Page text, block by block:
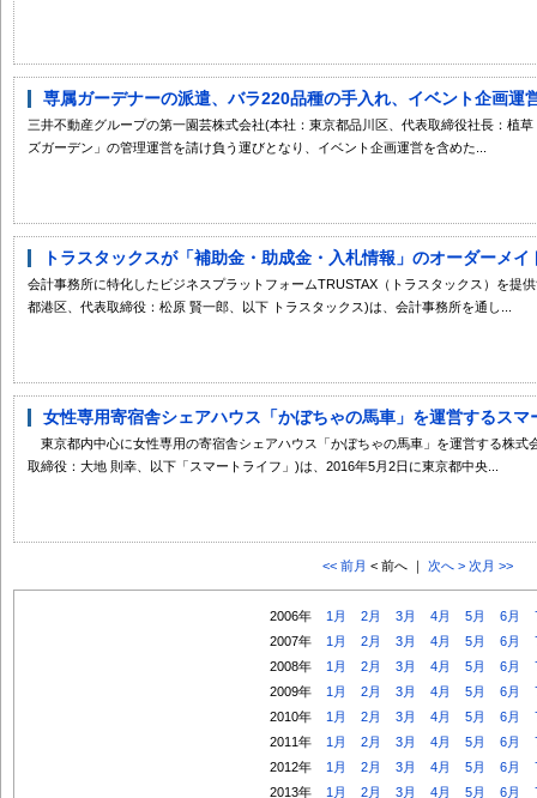
専属ガーデナーの派遣、バラ220品種の手入れ、イベント企画運
三井不動産グループの第一園芸株式会社(本社：東京都品川区、代表取締役社長：植
ズガーデン」の管理運営を請け負う運びとなり、イベント企画運営を含めた...
トラスタックスが「補助金・助成金・入札情報」のオーダーメ
会計事務所に特化したビジネスプラットフォームTRUSTAX（トラスタックス）を提
都港区、代表取締役：松原 賢一郎、以下 トラスタックス)は、会計事務所を通し...
女性専用寄宿舎シェアハウス「かぼちゃの馬車」を運営するス
東京都内中心に女性専用の寄宿舎シェアハウス「かぼちゃの馬車」を運営する株式
取締役：大地 則幸、以下「スマートライフ」)は、2016年5月2日に東京都中央...
<< 前月 < 前へ ｜ 次へ > 次月 >>
2006年 1月 2月 3月 4月 5月 6月
2007年
1月 2月 3月 4月 5月 6月
2008年
1月 2月 3月 4月 5月 6月
2009年
1月 2月 3月 4月 5月 6月
2010年
1月 2月 3月 4月 5月 6月
2011年
1月 2月 3月 4月 5月 6月
2012年
1月 2月 3月 4月 5月 6月
2013年
1月 2月 3月 4月 5月 6月